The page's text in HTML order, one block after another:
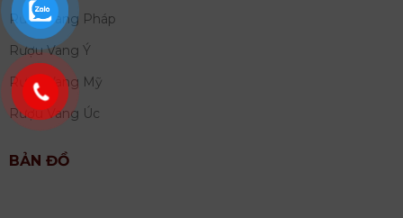
Rượu Vang Pháp
Rượu Vang Ý
Rượu Vang Mỹ
Rượu Vang Úc
BẢN ĐỒ